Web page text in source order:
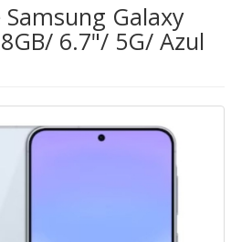
Galaxy
6.7"/ 5G/ Azul